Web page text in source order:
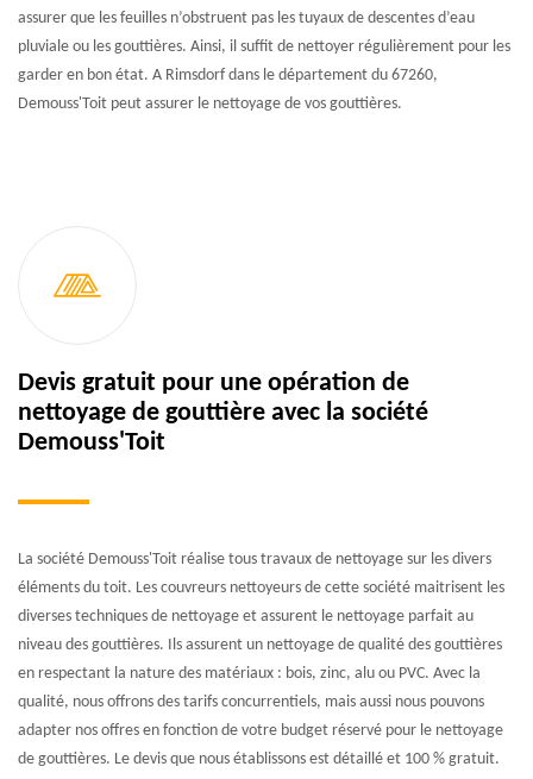
assurer que les feuilles n’obstruent pas les tuyaux de descentes d’eau
pluviale ou les gouttières. Ainsi, il suffit de nettoyer régulièrement pour les
garder en bon état. A Rimsdorf dans le département du 67260,
Demouss'Toit peut assurer le nettoyage de vos gouttières.
Devis gratuit pour une opération de
nettoyage de gouttière avec la société
Demouss'Toit
La société Demouss'Toit réalise tous travaux de nettoyage sur les divers
éléments du toit. Les couvreurs nettoyeurs de cette société maitrisent les
diverses techniques de nettoyage et assurent le nettoyage parfait au
niveau des gouttières. Ils assurent un nettoyage de qualité des gouttières
en respectant la nature des matériaux : bois, zinc, alu ou PVC. Avec la
qualité, nous offrons des tarifs concurrentiels, mais aussi nous pouvons
adapter nos offres en fonction de votre budget réservé pour le nettoyage
de gouttières. Le devis que nous établissons est détaillé et 100 % gratuit.